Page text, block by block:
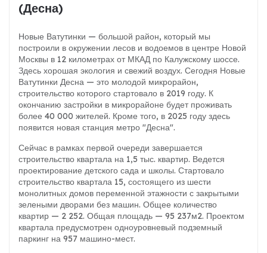
(Десна)
Новые Ватутинки — большой район, который мы
построили в окружении лесов и водоемов в центре Новой
Москвы в 12 километрах от МКАД по Калужскому шоссе.
Здесь хорошая экология и свежий воздух. Сегодня Новые
Ватутинки Десна — это молодой микрорайон,
строительство которого стартовало в 2019 году. К
окончанию застройки в микрорайоне будет проживать
более 40 000 жителей. Кроме того, в 2025 году здесь
появится новая станция метро "Десна".
Сейчас в рамках первой очереди завершается
строительство квартала на 1,5 тыс. квартир. Ведется
проектирование детского сада и школы. Стартовало
строительство квартала 15, состоящего из шести
монолитных домов переменной этажности с закрытыми
зелеными дворами без машин. Общее количество
квартир — 2 252. Общая площадь — 95 237м2. Проектом
квартала предусмотрен одноуровневый подземный
паркинг на 957 машино-мест.